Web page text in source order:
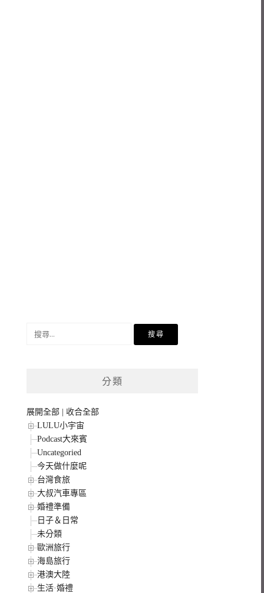
分類
展開全部
收合全部
LULU小宇宙
Podcast大來賓
Uncategoried
今天做什麼呢
台灣食旅
大叔汽車專區
婚禮準備
日子＆日常
未分類
歐洲旅行
海島旅行
港澳大陸
生活·婚禮